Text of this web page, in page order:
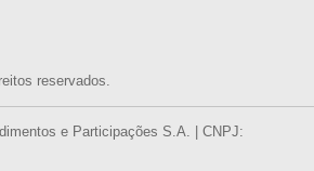
reservados.
e Participações S.A. | CNPJ: